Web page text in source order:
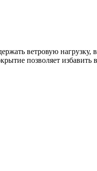
ветровую
позволяет избавить